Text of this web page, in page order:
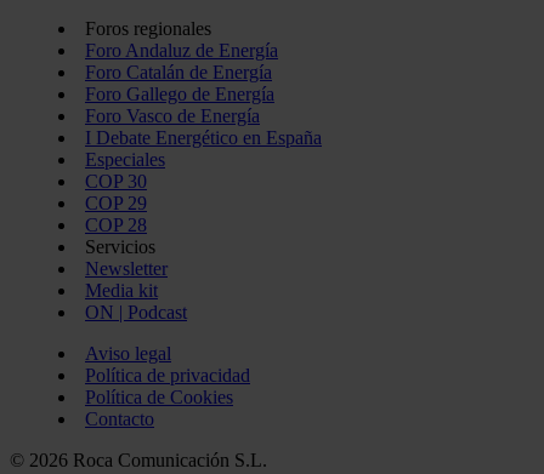
Foros regionales
Foro Andaluz de Energía
Foro Catalán de Energía
Foro Gallego de Energía
Foro Vasco de Energía
I Debate Energético en España
Especiales
COP 30
COP 29
COP 28
Servicios
Newsletter
Media kit
ON | Podcast
Aviso legal
Política de privacidad
Política de Cookies
Contacto
© 2026 Roca Comunicación S.L.